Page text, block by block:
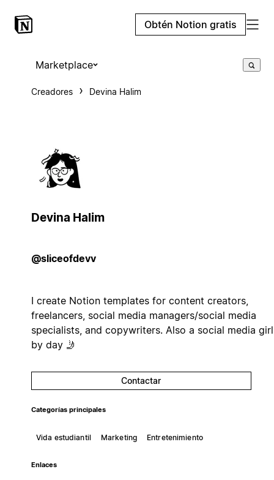
Obtén Notion gratis
Marketplace
Creadores Devina Halim
Devina Halim
@sliceofdevv
I create Notion templates for content creators,
freelancers, social media managers/social media
specialists, and copywriters. Also a social media
by day 🤳
Contactar
Categorías principales
Vida estudiantil Marketing Entretenimiento
Enlaces